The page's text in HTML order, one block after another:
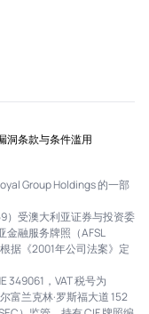
洞条款与条件滥用
Group Holdings 的一部
）受澳大利亚证券与投资委
金融服务牌照（AFSL
据《2001年公司法案》定
349061，VAT 税号为
富兰克林·罗斯福大道 152